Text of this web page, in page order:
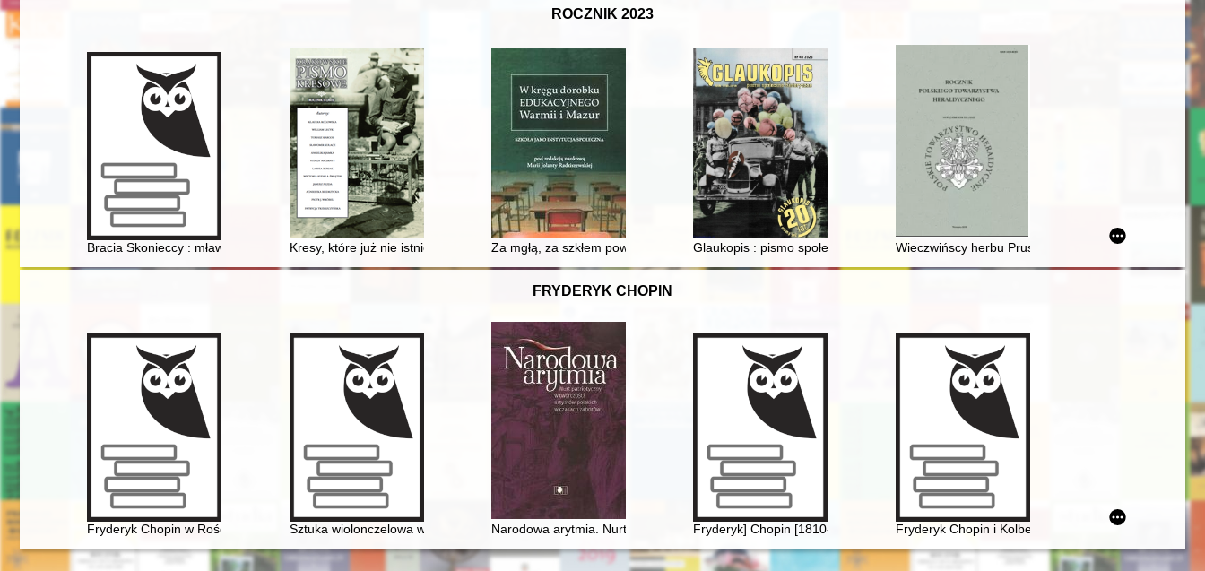
ROCZNIK 2023
Bracia Skonieccy : mławscy komuniściKresy, które już nie istnieją... : rozważania wokół monografii Marceliny Jakimowicz, Świat, który już nie istnieje : polskie i ukraińskie opowieści biograficzne
Za mgłą, za szkłem powiększającym" = "In a blurr, behind a magnifying glass"
Glaukopis : pismo społeczno-historyczne. Nr 40 (2023)Wieczwińscy herbu Prus III z ziemi zawkrzeńskiej w
FRYDERYK CHOPIN
Fryderyk Chopin w Rościszewie Sztuka wiolonczelowa w polskiej i rosyjskiej kulturze muzycznej II połowy XIX wieku w aspekcie transmisji dzieł Fryderyka Chopina
Narodowa arytmia. Nurt patriotyczny w twórczości artystów polskich w czasach zaborów
Fryderyk] Chopin [1810-1849]. Człowiek, dzieło, rezonansFryderyk Chopin i Kolbergowie. Wspomnienia i